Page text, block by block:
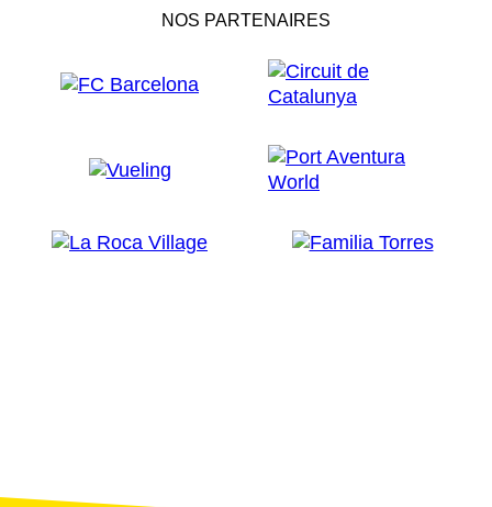
NOS PARTENAIRES